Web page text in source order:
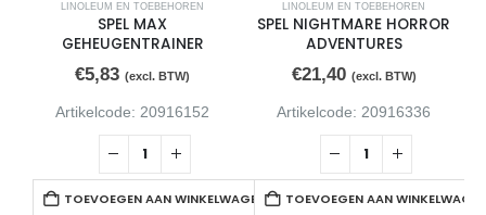
LINOLEUM EN TOEBEHOREN
SPEL MAX
GEHEUGENTRAINER
€5,83 (excl. BTW)
Artikelcode: 20916152
TOEVOEGEN AAN WINKELWAGEN
LINOLEUM EN TOEBEHOREN
SPEL NIGHTMARE HORROR
ADVENTURES
€21,40 (excl. BTW)
Artikelcode: 20916336
TOEVOEGEN AAN